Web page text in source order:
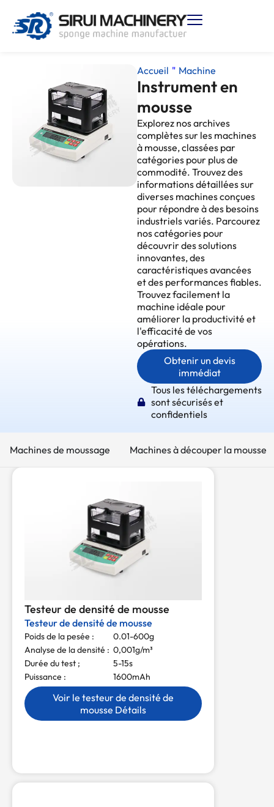
Accueil " Machine
Instrument en
mousse
Explorez nos archives
complètes sur les machines
à mousse, classées par
catégories pour plus de
commodité. Trouvez des
informations détaillées sur
diverses machines conçues
pour répondre à des besoins
industriels variés. Parcourez
nos catégories pour
découvrir des solutions
innovantes, des
caractéristiques avancées
et des performances fiables.
Trouvez facilement la
machine idéale pour
améliorer la productivité et
l'efficacité de vos
opérations.
Obtenir un devis
immédiat
Tous les téléchargements
sont sécurisés et
confidentiels
Machines de moussage Machines à découper la mousse
Testeur de densité de mousse
Testeur de densité de mousse
Poids de la pesée :
0.01-600g
Analyse de la densité : 0,001g/m³
Durée du test ;
5-15s
Puissance :
1600mAh
Voir le testeur de densité de
mousse Détails